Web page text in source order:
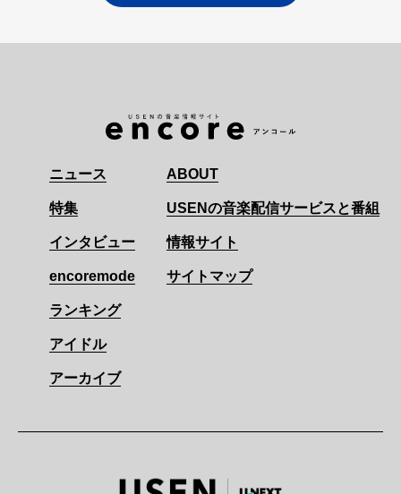
ニュース
特集
インタビュー
encoremode
ランキング
アイドル
アーカイブ
ABOUT
USENの音楽配信サービスと番組
情報サイト
サイトマップ